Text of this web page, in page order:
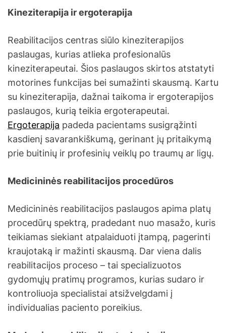
Kineziterapija ir ergoterapija
Reabilitacijos centras siūlo kineziterapijos
paslaugas, kurias atlieka profesionalūs
kineziterapeutai. Šios paslaugos skirtos atstatyti
motorines funkcijas bei sumažinti skausmą. Kartu
su kineziterapija, dažnai taikoma ir ergoterapijos
paslaugos, kurią teikia ergoterapeutai.
Ergoterapija padeda pacientams susigrąžinti
kasdienį savarankiškumą, gerinant jų pritaikymą
prie buitinių ir profesinių veiklų po traumų ar ligų.
Medicininės reabilitacijos procedūros
Medicininės reabilitacijos paslaugos apima platų
procedūrų spektrą, pradedant nuo masažo, kuris
teikiamas siekiant atpalaiduoti įtampą, pagerinti
kraujotaką ir mažinti skausmą. Dar viena dalis
reabilitacijos proceso – tai specializuotos
gydomųjų pratimų programos, kurias sudaro ir
kontroliuoja specialistai atsižvelgdami į
individualias paciento poreikius.